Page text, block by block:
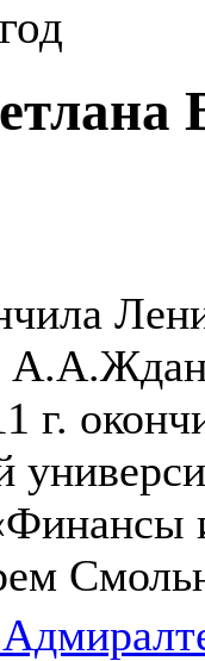
г.